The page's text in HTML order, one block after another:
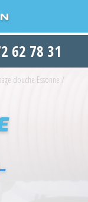
62 78 31
douche Essonne /